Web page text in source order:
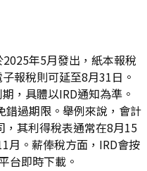
年5月發出，紙本報稅
報稅則可延至8月31日。
，具體以IRD通知為準。
錯過期限。舉例來說，會計
其利得稅表通常在8月15
月。薪俸稅方面，IRD會按
台即時下載。